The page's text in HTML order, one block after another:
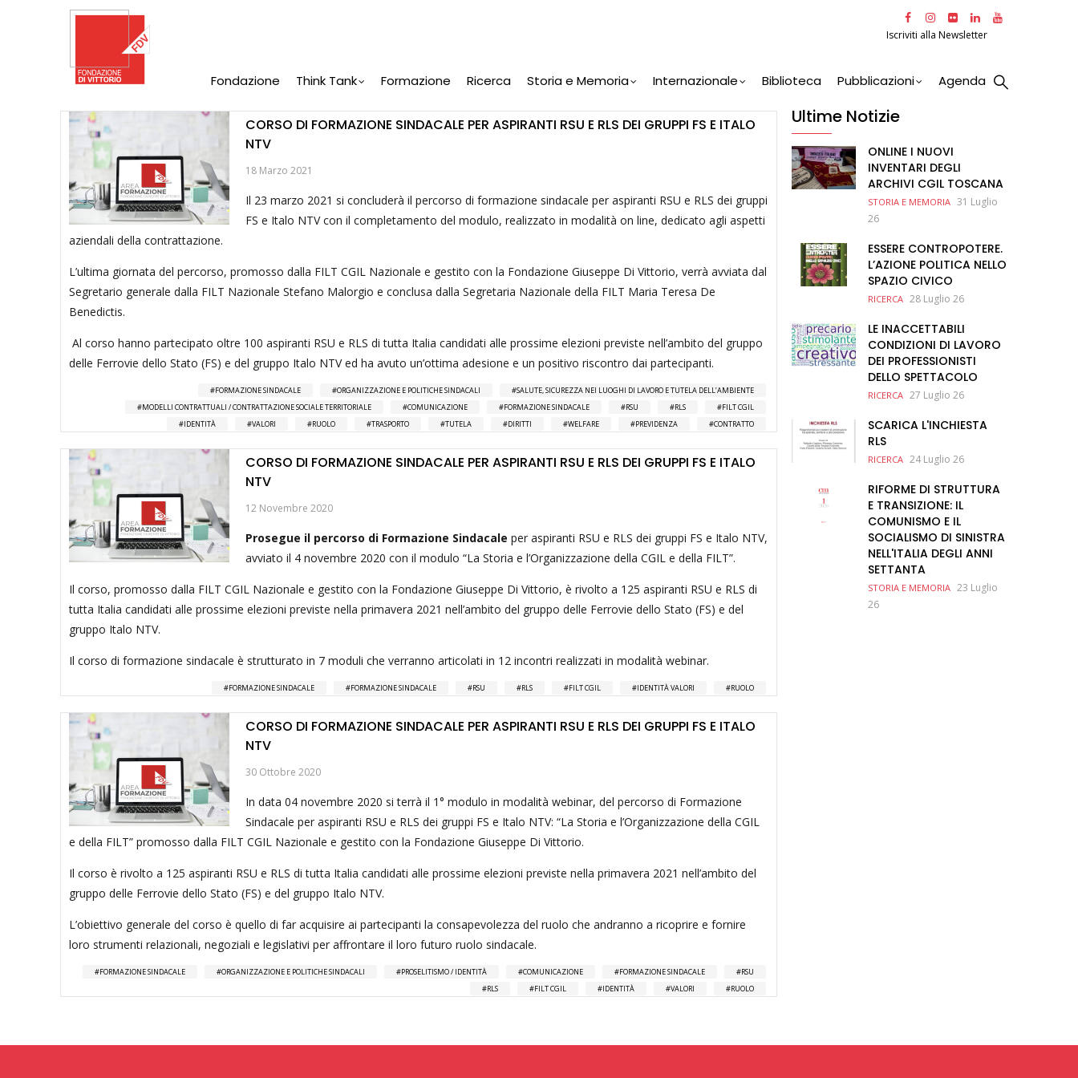
Iscriviti alla Newsletter
Navigation
Fondazione Think Tank Formazione Ricerca Storia e Memoria Internazionale Biblioteca Pubblicazioni Agenda
CORSO DI FORMAZIONE SINDACALE PER ASPIRANTI RSU E RLS DEI GRUPPI FS E ITALO
NTV
18 Marzo 2021
Il 23 marzo 2021 si concluderà il percorso di formazione sindacale per aspiranti RSU e RLS dei gruppi
FS e Italo NTV con il completamento del modulo, realizzato in modalità on line, dedicato agli aspetti
aziendali della contrattazione.
L’ultima giornata del percorso, promosso dalla FILT CGIL Nazionale e gestito con la Fondazione Giuseppe Di Vittorio, verrà avviata dal
Segretario generale dalla FILT Nazionale Stefano Malorgio e conclusa dalla Segretaria Nazionale della FILT Maria Teresa De
Benedictis.
Al corso hanno partecipato oltre 100 aspiranti RSU e RLS di tutta Italia candidati alle prossime elezioni previste nell’ambito del gruppo
delle Ferrovie dello Stato (FS) e del gruppo Italo NTV ed ha avuto un’ottima adesione e un positivo riscontro dai partecipanti.
FORMAZIONE SINDACALE ORGANIZZAZIONE E POLITICHE SINDACALI
SALUTE, SICUREZZA NEI LUOGHI DI LAVORO E TUTELA DELL’AMBIENTE
MODELLI CONTRATTUALI / CONTRATTAZIONE SOCIALE TERRITORIALE
COMUNICAZIONE FORMAZIONE SINDACALE RSU RLS
FILT CGIL
IDENTITÀ
VALORI RUOLO TRASPORTO TUTELA DIRITTI WELFARE PREVIDENZA CONTRATTO
CORSO DI FORMAZIONE SINDACALE PER ASPIRANTI RSU E RLS DEI GRUPPI FS E ITALO
NTV
12 Novembre 2020
Prosegue il percorso di Formazione Sindacale per aspiranti RSU e RLS dei gruppi FS e Italo NTV,
avviato il 4 novembre 2020 con il modulo “La Storia e l’Organizzazione della CGIL e della FILT”.
Il corso, promosso dalla FILT CGIL Nazionale e gestito con la Fondazione Giuseppe Di Vittorio, è rivolto a 125 aspiranti RSU e RLS di
tutta Italia candidati alle prossime elezioni previste nella primavera 2021 nell’ambito del gruppo delle Ferrovie dello Stato (FS) e del
gruppo Italo NTV.
Il corso di formazione sindacale è strutturato in 7 moduli che verranno articolati in 12 incontri realizzati in modalità webinar.
FORMAZIONE SINDACALE FORMAZIONE SINDACALE RSU RLS FILT CGIL IDENTITÀ VALORI RUOLO
CORSO DI FORMAZIONE SINDACALE PER ASPIRANTI RSU E RLS DEI GRUPPI FS E ITALO
NTV
30 Ottobre 2020
In data 04 novembre 2020 si terrà il 1° modulo in modalità webinar, del percorso di Formazione
Sindacale per aspiranti RSU e RLS dei gruppi FS e Italo NTV: “La Storia e l’Organizzazione della CGIL
e della FILT” promosso dalla FILT CGIL Nazionale e gestito con la Fondazione Giuseppe Di Vittorio.
Il corso è rivolto a 125 aspiranti RSU e RLS di tutta Italia candidati alle prossime elezioni previste nella primavera 2021 nell’ambito del
gruppo delle Ferrovie dello Stato (FS) e del gruppo Italo NTV.
L’obiettivo generale del corso è quello di far acquisire ai partecipanti la consapevolezza del ruolo che andranno a ricoprire e fornire
loro strumenti relazionali, negoziali e legislativi per affrontare il loro futuro ruolo sindacale.
FORMAZIONE SINDACALE ORGANIZZAZIONE E POLITICHE SINDACALI PROSELITISMO / IDENTITÀ COMUNICAZIONE FORMAZIONE SINDACALE
RSU
RLS
FILT CGIL IDENTITÀ VALORI RUOLO
Ultime Notizie
ONLINE I NUOVI
INVENTARI DEGLI
ARCHIVI CGIL TOSCANA
STORIA E MEMORIA 31 Luglio
26
ESSERE CONTROPOTERE.
L’AZIONE POLITICA NELLO
SPAZIO CIVICO
RICERCA 28 Luglio 26
LE INACCETTABILI
CONDIZIONI DI LAVORO
DEI PROFESSIONISTI
DELLO SPETTACOLO
RICERCA 27 Luglio 26
SCARICA L'INCHIESTA
RLS
RICERCA 24 Luglio 26
RIFORME DI STRUTTURA
E TRANSIZIONE: IL
COMUNISMO E IL
SOCIALISMO DI SINISTRA
NELL'ITALIA DEGLI ANNI
SETTANTA
STORIA E MEMORIA 23 Luglio
26